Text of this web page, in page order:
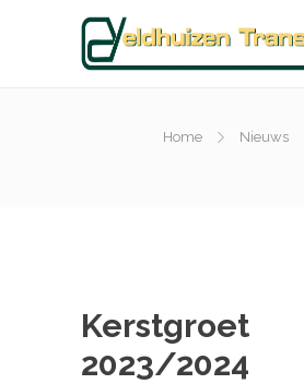
Home Nieuws
Kerstgroet
2023/2024